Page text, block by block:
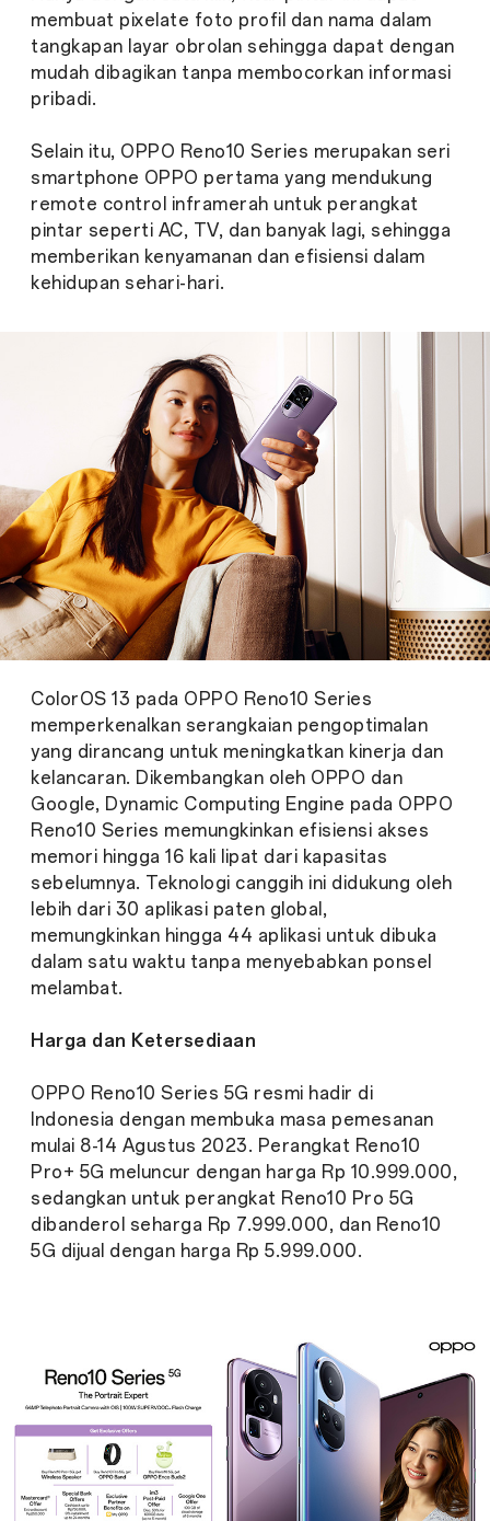
membuat pixelate foto profil dan nama dalam
tangkapan layar obrolan sehingga dapat dengan
mudah dibagikan tanpa membocorkan informasi
pribadi.
Selain itu, OPPO Reno10 Series merupakan seri
smartphone OPPO pertama yang mendukung
remote control inframerah untuk perangkat
pintar seperti AC, TV, dan banyak lagi, sehingga
memberikan kenyamanan dan efisiensi dalam
kehidupan sehari-hari.
ColorOS 13 pada OPPO Reno10 Series
memperkenalkan serangkaian pengoptimalan
yang dirancang untuk meningkatkan kinerja dan
kelancaran. Dikembangkan oleh OPPO dan
Google, Dynamic Computing Engine pada OPPO
Reno10 Series memungkinkan efisiensi akses
memori hingga 16 kali lipat dari kapasitas
sebelumnya. Teknologi canggih ini didukung oleh
lebih dari 30 aplikasi paten global,
memungkinkan hingga 44 aplikasi untuk dibuka
dalam satu waktu tanpa menyebabkan ponsel
melambat.
Harga dan Ketersediaan
OPPO Reno10 Series 5G resmi hadir di
Indonesia dengan membuka masa pemesanan
mulai 8-14 Agustus 2023. Perangkat Reno10
Pro+ 5G meluncur dengan harga Rp 10.999.000,
sedangkan untuk perangkat Reno10 Pro 5G
dibanderol seharga Rp 7.999.000, dan Reno10
5G dijual dengan harga Rp 5.999.000.